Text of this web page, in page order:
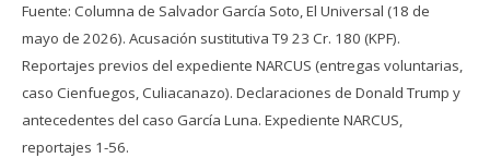
Fuente: Columna de Salvador García Soto, El Universal (18 de
mayo de 2026). Acusación sustitutiva T9 23 Cr. 180 (KPF).
Reportajes previos del expediente NARCUS (entregas voluntarias,
caso Cienfuegos, Culiacanazo). Declaraciones de Donald Trump y
antecedentes del caso García Luna. Expediente NARCUS,
reportajes 1-56.